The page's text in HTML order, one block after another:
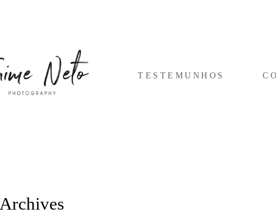
TESTEMUNHOS
Archives